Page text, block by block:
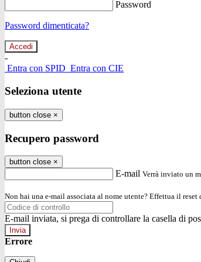
Password
Password dimenticata?
-
Entra con SPID Entra con CIE
Seleziona utente
button close ×
Recupero password
button close ×
E-mail Verrà inviato un
Non hai una e-mail associata al nome utente? Effettua il reset
E-mail inviata, si prega di controllare la casella di
Errore